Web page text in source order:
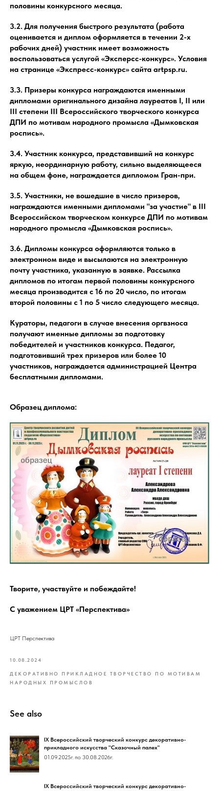
половины конкурсного месяца.
3.2. Для получения быстрого результата (работа
оценивается и диплом оформляется в течении 2-х
рабочих дней) участник имеет возможность
воспользоваться услугой «Эксперсс-конкурс». Условия
на странице «Экспресс-конкурс» сайта artpsp.ru.
3.3. Призеры конкурса награждаются именными
дипломами оригинального дизайна лауреатов I, II или
III степени III Всероссийского творческого конкурса
ДПИ по мотивам народного промысла «Дымковская
роспись».
3.4. Участник конкурса, представивший на конкурс
яркую, неординарную работу, сильно выделяющееся
на общем фоне, награждается дипломом Гран-при.
3.5. Участники, не вошедшие в число призеров,
награждаются именными дипломами "за участие" в III
Всероссийском творческом конкурсе ДПИ по мотивам
народного промысла «Дымковская роспись».
3.6. Дипломы конкурса оформляются только в
электронном виде и высылаются на электронную
почту участника, указанную в заявке. Рассылка
дипломов по итогам первой половины конкурсного
месяца производится с 16 по 20 число, по итогам
второй половины с 1 по 5 число следующего месяца.
Кураторы, педагоги в случае внесения оргвзноса
получают именные дипломы за подготовку
победителей и участников конкурса. Педагог,
подготовивший трех призеров или более 10
участников, награждается администрацией Центра
бесплатными дипломами.
Образец диплома:
Творите, участвуйте и побеждайте!
С уважением ЦРТ «Перспектива»
ЦРТ Перспектива
10.08.2024
ДЕКОРАТИВНО ПРИКЛАДНОЕ ТВОРЧЕСТВО ПО МОТИВАМ
НАРОДНЫХ ПРОМЫСЛОВ
See also
IX Всероссийский творческий конкурс декоративно-
прикладного искусства "Сказочный палех"
01.09.2025г. по 30.08.2026г.
IX Всероссийский творческий конкурс декоративно-